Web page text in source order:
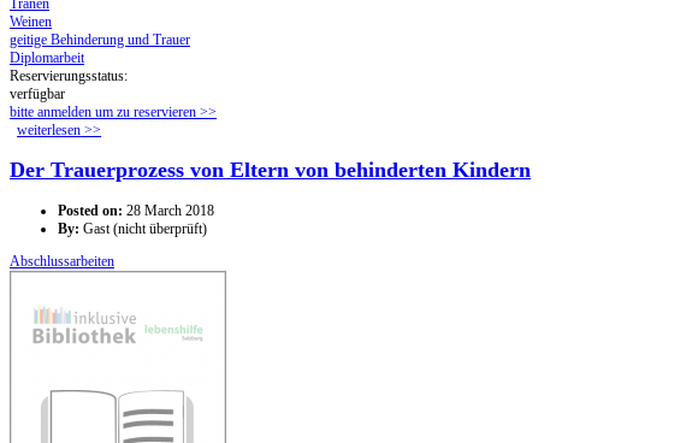
Tränen
Weinen
geitige Behinderung und Trauer
Diplomarbeit
Reservierungsstatus:
verfügbar
bitte anmelden um zu reservieren >>
weiterlesen über Um Trost war mir sehr bange
>>
Der Trauerprozess von Eltern von behinderten Kindern
Posted on: 28 March 2018
By: Gast (nicht überprüft)
Abschlussarbeiten